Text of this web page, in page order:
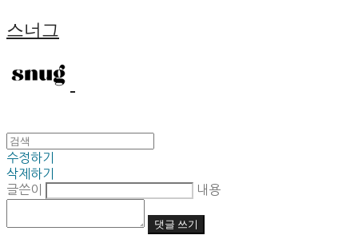
스너그
수정하기
삭제하기
글쓴이
내용
댓글 쓰기